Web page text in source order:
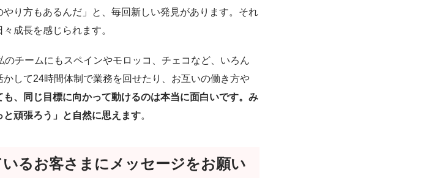
やり方もあるんだ」と、毎回新しい発見があります。それ
成長を感じられます。
チームにもスペインやモロッコ、チェコなど、いろん
して24時間体制で業務を回せたり、お互いの働き方や
も、同じ目標に向かって動けるのは本当に面白いです。み
頑張ろう」と自然に思えます。
るお客さまにメッセージをお願い